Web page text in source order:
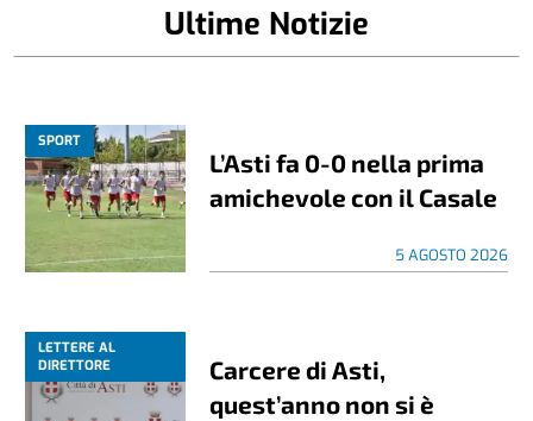
Ultime Notizie
SPORT
L’Asti fa 0-0 nella prima
amichevole con il Casale
5 AGOSTO 2026
LETTERE AL
DIRETTORE
Carcere di Asti,
quest’anno non si è